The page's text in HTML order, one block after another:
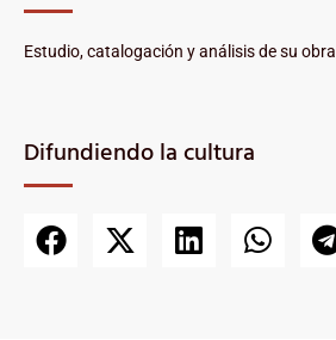
Estudio, catalogación y análisis de su obra
Difundiendo la cultura